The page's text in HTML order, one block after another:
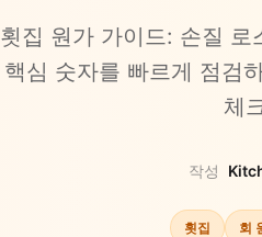
횟집 원가 가이드: 손질 로
핵심 숫자를 빠르게 점검
체
작성
횟집 회